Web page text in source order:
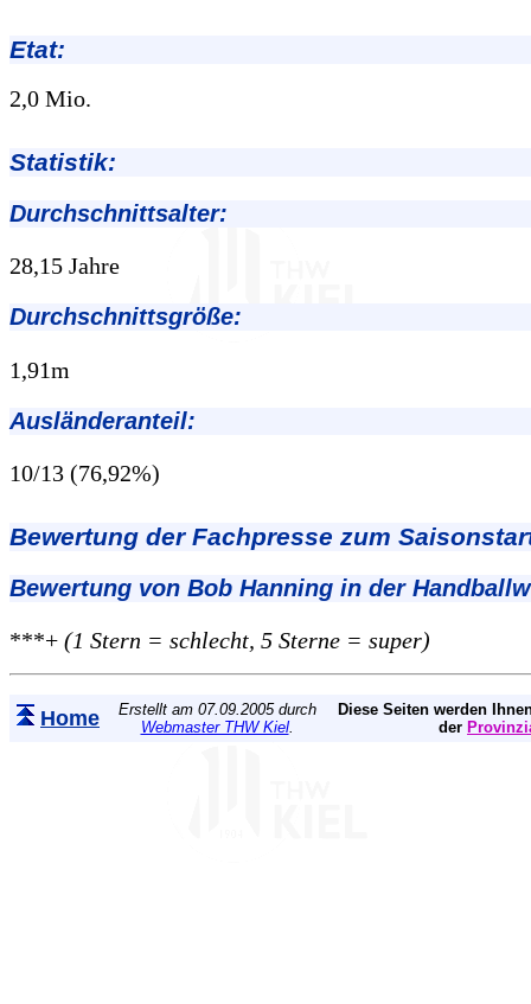
Etat:
2,0 Mio.
Statistik:
Durchschnittsalter:
28,15 Jahre
Durchschnittsgröße:
1,91m
Ausländeranteil:
10/13 (76,92%)
Bewertung der Fachpresse zum
Bewertung von Bob Hanning in der
***+ (1 Stern = schlecht, 5 Sterne = super)
Home
Erstellt am 07.09.2005 durch
Webmaster THW Kiel.
Diese Seiten werden
der